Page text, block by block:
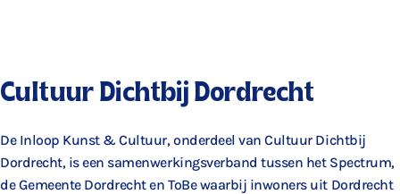
Cultuur Dichtbij Dordrecht
De Inloop Kunst & Cultuur, onderdeel van Cultuur Dichtbij
Dordrecht, is een samenwerkingsverband tussen het Spectrum,
de Gemeente Dordrecht en ToBe waarbij inwoners uit Dordrecht